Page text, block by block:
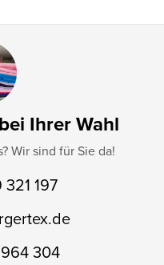
Ihrer Wahl
Wir sind für Sie da!
197
304